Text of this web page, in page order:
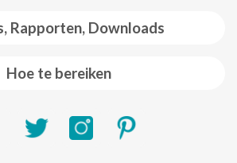
Rapporten, Downloads
Hoe te bereiken